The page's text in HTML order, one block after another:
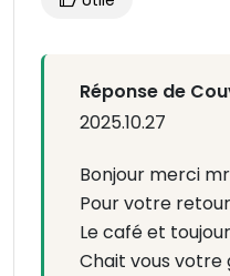
Réponse de
2025.10.27
Bonjour merci
Pour votre
Le café et
Chait vous votre